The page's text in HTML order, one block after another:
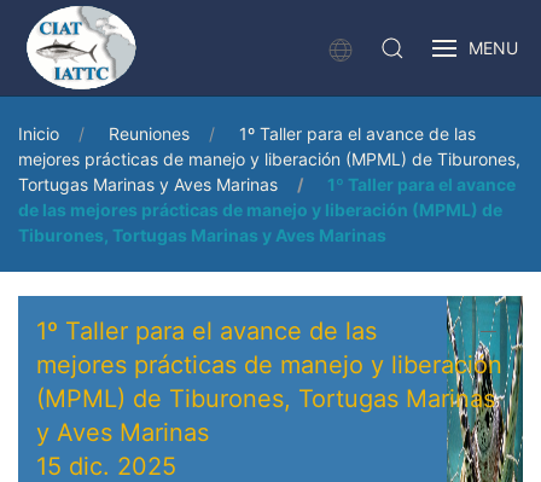
MENU
Inicio Reuniones
1º Taller para el avance de las
mejores prácticas de manejo y liberación (MPML) de Tiburones,
Tortugas Marinas y Aves Marinas
1º Taller para el avance
de las mejores prácticas de manejo y liberación (MPML) de
Tiburones, Tortugas Marinas y Aves Marinas
1º Taller para el avance de las
mejores prácticas de manejo y liberación
(MPML) de Tiburones, Tortugas Marinas
y Aves Marinas
15 dic. 2025